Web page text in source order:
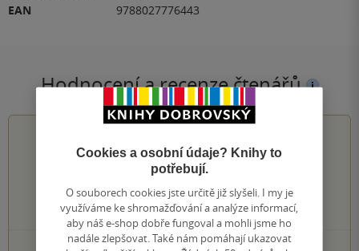
EAN
9788027776443
Hodnocení a recenze čtenářů
0.0z5
0hodnocení čtenářů
Cookies a osobní údaje? Knihy to
potřebují.
O souborech cookies jste určitě již slyšeli. I my je
využíváme ke shromažďování a analýze informací,
aby náš e-shop dobře fungoval a mohli jsme ho
nadále zlepšovat. Také nám pomáhají ukazovat